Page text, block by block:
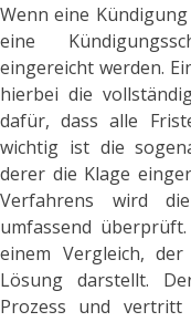
Wenn eine
eine
eingereicht werden.
hierbei die
dafür, dass alle
wichtig ist die
derer die Klage
Verfahrens wird
umfassend
einem Vergleich,
Lösung darstellt.
Prozess und vertritt